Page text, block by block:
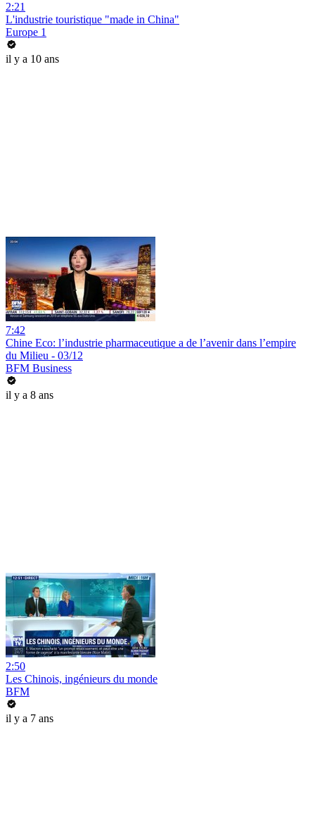
2:21
L'industrie touristique "made in China"
Europe 1
il y a 10 ans
7:42
Chine Eco: l’industrie pharmaceutique a de l’avenir dans l’empire
du Milieu - 03/12
BFM Business
il y a 8 ans
2:50
Les Chinois, ingénieurs du monde
BFM
il y a 7 ans